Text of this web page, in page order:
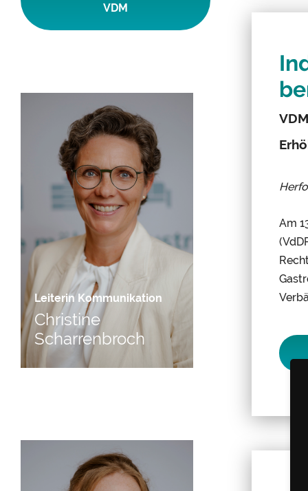
VDM
Leiterin Kommunikation
Christine
Scharrenbroch
Am